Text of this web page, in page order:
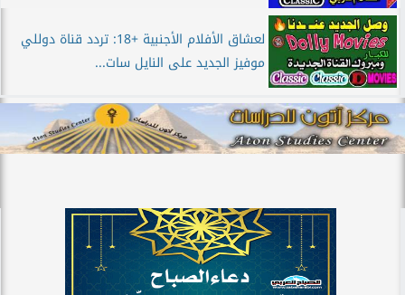
لعشاق الأفلام الأجنبية +18: تردد قناة دوللي
موفيز الجديد على النايل سات...